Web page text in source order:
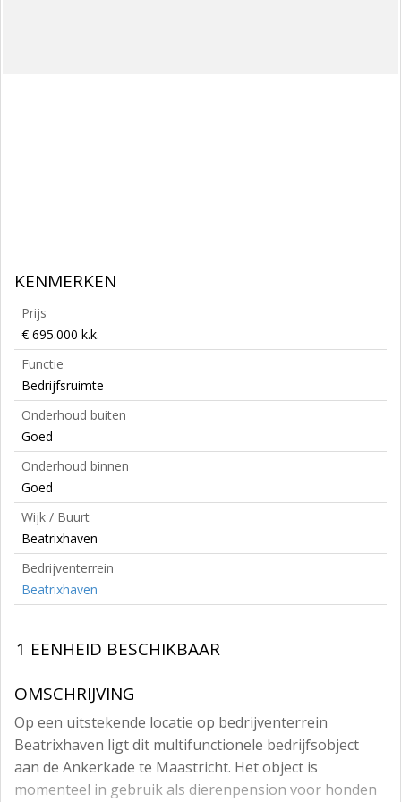
KENMERKEN
Prijs
€ 695.000 k.k.
Functie
Bedrijfsruimte
Onderhoud buiten
Goed
Onderhoud binnen
Goed
Wijk / Buurt
Beatrixhaven
Bedrijventerrein
Beatrixhaven
1 EENHEID BESCHIKBAAR
OMSCHRIJVING
Op een uitstekende locatie op bedrijventerrein
Beatrixhaven ligt dit multifunctionele bedrijfsobject
aan de Ankerkade te Maastricht. Het object is
momenteel in gebruik als dierenpension voor honden